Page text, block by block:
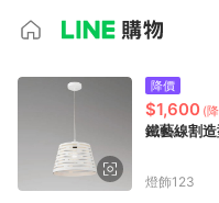
降價
$1,600 (
鐵藝線割
燈飾123